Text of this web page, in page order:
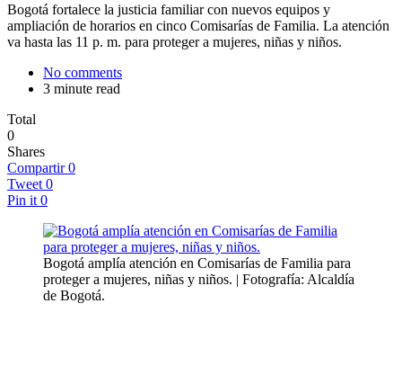
Bogotá fortalece la justicia familiar con nuevos equipos y
ampliación de horarios en cinco Comisarías de Familia. La atención
va hasta las 11 p. m. para proteger a mujeres, niñas y niños.
No comments
3 minute read
Total
0
Shares
Compartir 0
Tweet 0
Pin it 0
Bogotá amplía atención en Comisarías de Familia para
proteger a mujeres, niñas y niños. | Fotografía: Alcaldía
de Bogotá.